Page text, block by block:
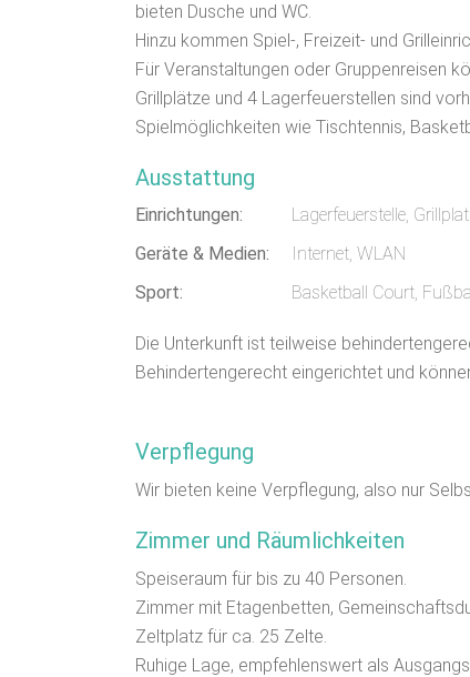
bieten Dusche und WC.
Hinzu kommen Spiel-, Freizeit- und
Für Veranstaltungen oder Gruppenreisen
Grillplätze und 4 Lagerfeuerstellen sind
Spielmöglichkeiten wie Tischtennis,
Ausstattung
Einrichtungen:
Lagerfeuerstelle,
Geräte & Medien:
Internet, WLAN
Sport:
Basketball Court,
Die Unterkunft ist teilweise
Behindertengerecht eingerichtet und
Verpflegung
Wir bieten keine Verpflegung, also nur
Zimmer und Räumlichkeiten
Speiseraum für bis zu 40 Personen.
Zimmer mit Etagenbetten,
Zeltplatz für ca. 25 Zelte.
Ruhige Lage, empfehlenswert als